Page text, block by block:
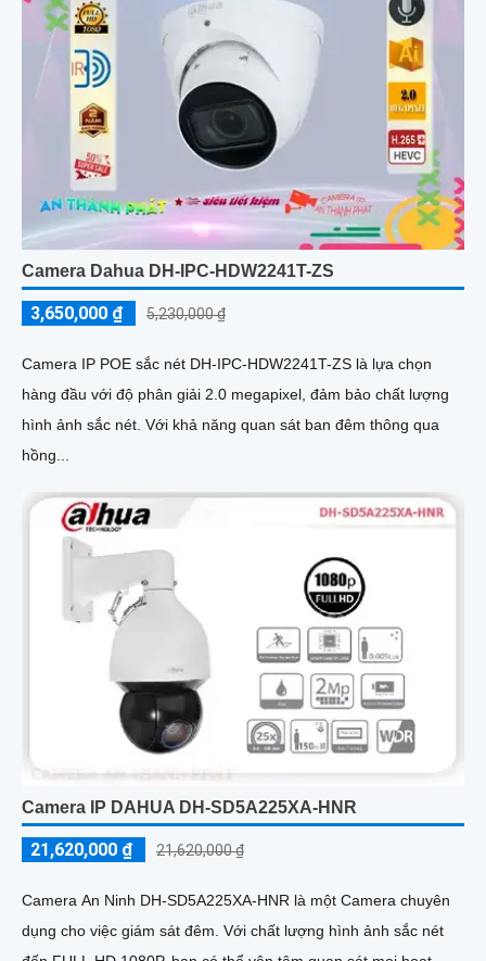
Camera Dahua DH-IPC-HDW2241T-ZS
3,650,000 ₫ 5,230,000 ₫
Camera IP POE sắc nét DH-IPC-HDW2241T-ZS là lựa chọn
hàng đầu với độ phân giải 2.0 megapixel, đảm bảo chất lượng
hình ảnh sắc nét. Với khả năng quan sát ban đêm thông qua
hồng...
Camera IP DAHUA DH-SD5A225XA-HNR
21,620,000 ₫ 21,620,000 ₫
Camera An Ninh DH-SD5A225XA-HNR là một Camera chuyên
dụng cho việc giám sát đêm. Với chất lượng hình ảnh sắc nét